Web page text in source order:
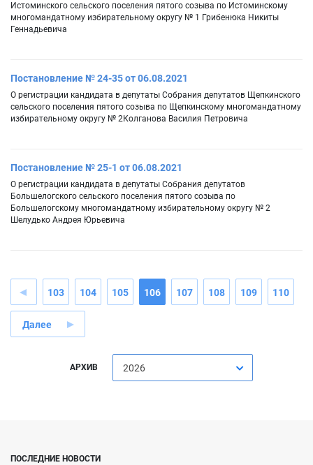
Истоминского сельского поселения пятого созыва по Истоминскому
многомандатному избирательному округу № 1 Грибенюка Никиты
Геннадьевича
Постановление № 24-35 от 06.08.2021
О регистрации кандидата в депутаты Собрания депутатов Щепкинского
сельского поселения пятого созыва по Щепкинскому многомандатному
избирательному округу № 2Колганова Василия Петровича
Постановление № 25-1 от 06.08.2021
О регистрации кандидата в депутаты Собрания депутатов
Большелогского сельского поселения пятого созыва по
Большелогскому многомандатному избирательному округу № 2
Шелудько Андрея Юрьевича
103 104 105 106 107 108 109 110
Далее
АРХИВ 2026
ПОСЛЕДНИЕ НОВОСТИ